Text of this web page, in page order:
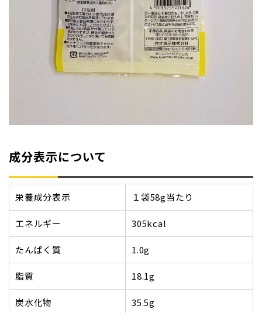
成分表示について
栄養成分表示 １袋58g当たり
エネルギー 305kcal
たんぱく質 1.0g
脂質 18.1g
炭水化物 35.5g